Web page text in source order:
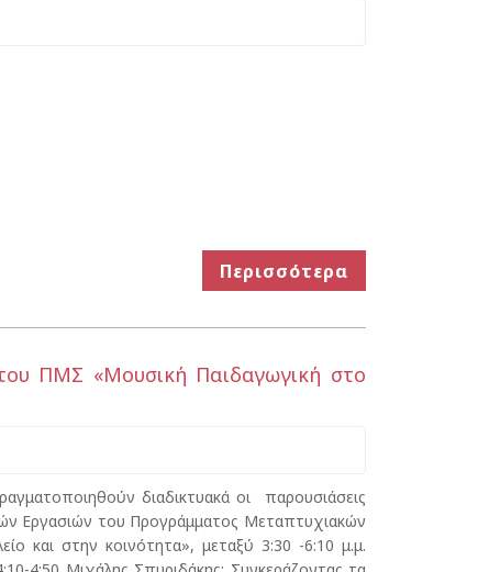
Περισσότερα
ΠΜΣ «Μουσική Παιδαγωγική στο
διαδικτυακά οι παρουσιάσεις
Εργασιών του Προγράμματος Μεταπτυχιακών
και στην κοινότητα», μεταξύ 3:30 -6:10 μ.μ.